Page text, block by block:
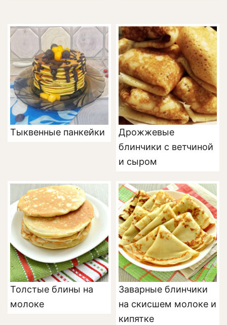
Тыквенные панкейки
Дрожжевые
блинчики с ветчиной
и сыром
Толстые блины на
молоке
Заварные блинчики
на скисшем молоке и
кипятке